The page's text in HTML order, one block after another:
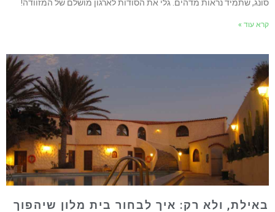
שתמיד נראות מדהים. גלי את הסודות לארגון מושלם של המזוודה!
עוד »
ולא רק: איך לבחור בית מלון שיהפוך